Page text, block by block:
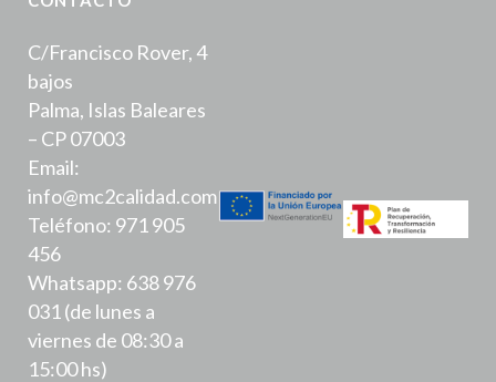
C/Francisco Rover, 4
bajos
Palma, Islas Baleares
– CP 07003
Email:
info@mc2calidad.com
Teléfono: 971 905
456
Whatsapp: 638 976
031 (de lunes a
viernes de 08:30 a
15:00 hs)